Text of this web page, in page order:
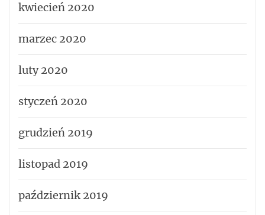
kwiecień 2020
marzec 2020
luty 2020
styczeń 2020
grudzień 2019
listopad 2019
październik 2019